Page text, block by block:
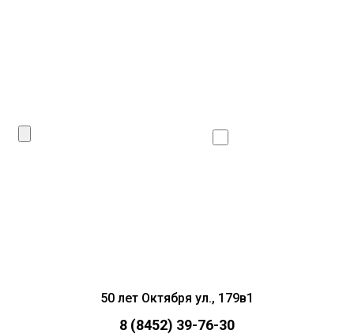
50 лет Октября ул., 179в1
8 (8452) 39-76-30